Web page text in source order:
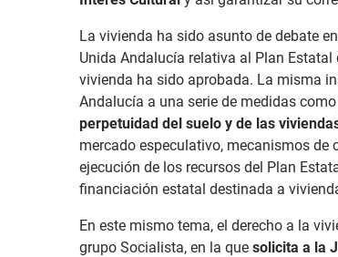
La vivienda ha sido asunto de debate
Unida Andalucía relativa al Plan
vivienda ha sido aprobada. La misma
Andalucía a una serie de medidas
perpetuidad del suelo y de las
mercado especulativo, mecanismos
ejecución de los recursos del Plan
financiación estatal destinada a
En este mismo tema, el derecho a la
grupo Socialista, en la que solicita a la